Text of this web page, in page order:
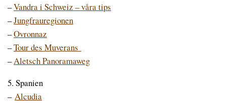
–Vandra i Schweiz – våra tips
–Jungfrauregionen
–Ovronnaz
–Tour des Muverans
–Aletsch Panoramaweg
5. Spanien
– Alcudia